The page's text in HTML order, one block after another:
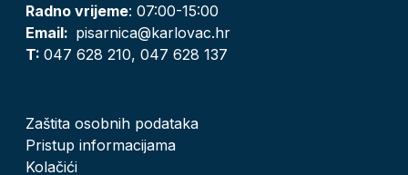
Radno vrijeme: 07:00-15:00
Email: pisarnica@karlovac.hr
T: 047 628 210, 047 628 137
Zaštita osobnih podataka
Pristup informacijama
Kolačići